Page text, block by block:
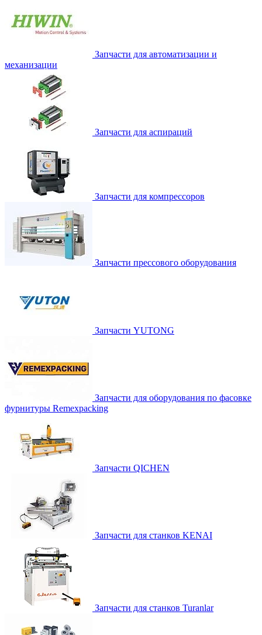
Запчасти для автоматизации и
механизации
Запчасти для аспираций
Запчасти для компрессоров
Запчасти прессового оборудования
Запчасти YUTONG
Запчасти для оборудования по фасовке
фурнитуры Remexpacking
Запчасти QICHEN
Запчасти для станков KENAI
Запчасти для станков Turanlar